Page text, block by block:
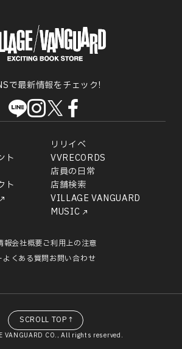
で最新情報をチェック!
リリイベ
ト
VVRECORDS
店員の日常
ト
店舗検索
VILLAGE VANGUARD
MUSIC
報会社概要ご利用上の注意
よくある質問お問い合わせ
VANGUARD CO., All rights reserved.
SCROLL TOP↑